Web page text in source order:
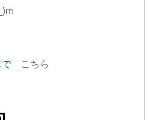
で こちら